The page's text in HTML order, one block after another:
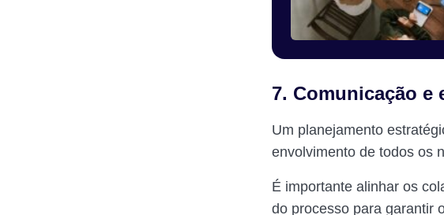
7. Comunicação e
Um planejamento
envolvimento de todos os
É importante alinhar os
do processo para garantir